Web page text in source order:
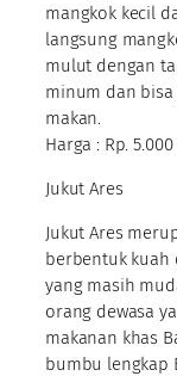
mangkok kecil
langsung
mulut dengan
minum dan
makan.
Harga : Rp. 5.000
Jukut Ares
Jukut Ares
berbentuk kuah
yang masih
orang dewasa
makanan khas
bumbu lengkap